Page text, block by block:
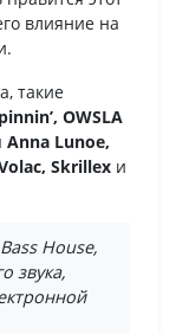
влияние на
такие
OWSLA
Anna Lunoe,
Skrillex и
House,
звука,